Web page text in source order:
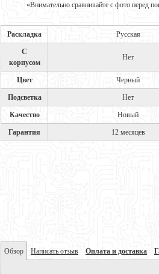
«Внимательно сравнивайте с фото перед
Раскладка Русская
С
корпусом
Нет
Цвет Черный
Подсветка Нет
Качество Новый
Гарантия 12 месяцев
Обзор Написать отзыв Оплата и доставка